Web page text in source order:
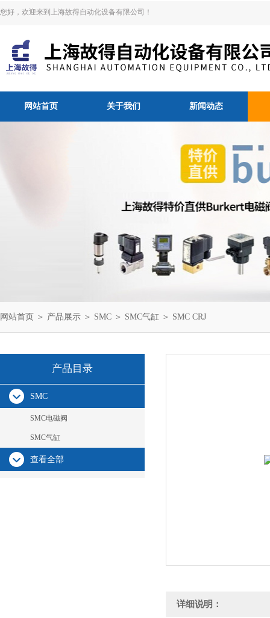
您好，欢迎来到上海故得自动化设备有限公司！
网站首页 关于我们 新闻动态
网站首页 ＞ 产品展示 ＞ SMC ＞ SMC气缸 ＞ SMC CRJ
产品目录
SMC
SMC电磁阀
SMC气缸
查看全部
详细说明：